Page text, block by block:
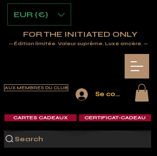
Se connecter
AUX MEMBRES DU CLUB
Search
CARTES CADEAUX CERTIFICAT-CADEAU
FOR THE INITIATED ONLY
— Édition limitée. Valeur suprême. Luxe sincère. —
EUR (€)